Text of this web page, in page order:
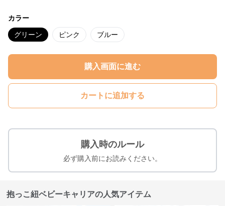
カラー
グリーン ピンク ブルー
購入画面に進む
カートに追加する
購入時のルール
必ず購入前にお読みください。
抱っこ紐ベビーキャリアの人気アイテム